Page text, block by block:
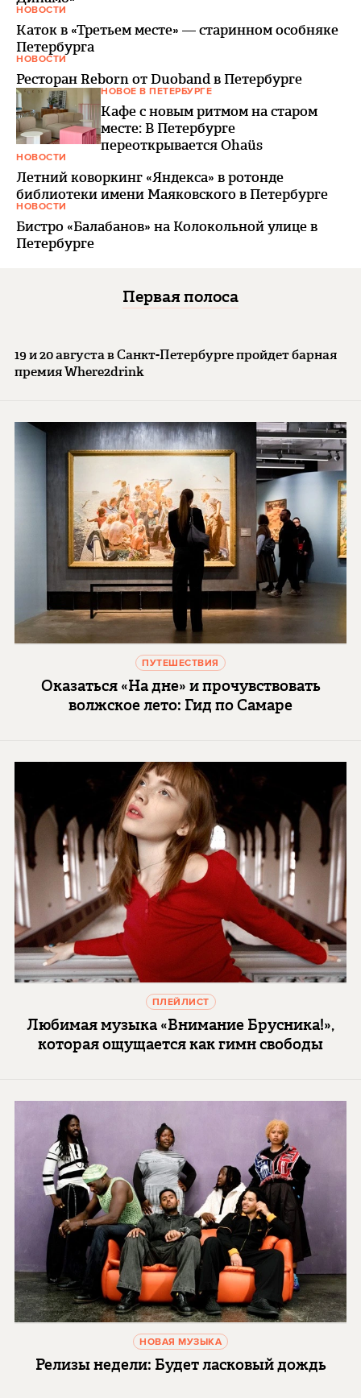
НОВОСТИ
Каток в «Третьем месте» — старинном особняке
Петербурга
НОВОСТИ
Ресторан Reborn от Duoband в Петербурге
НОВОЕ В ПЕТЕРБУРГЕ
Кафе с новым ритмом на старом
месте: В Петербурге
переоткрывается Ohaüs
НОВОСТИ
Летний коворкинг «Яндекса» в ротонде
библиотеки имени Маяковского в Петербурге
НОВОСТИ
Бистро «Балабанов» на Колокольной улице в
Петербурге
Первая полоса
19 и 20 августа в Санкт-Петербурге пройдет барная
премия Where2drink
ПУТЕШЕСТВИЯ
Оказаться «На дне» и прочувствовать
волжское лето: Гид по Самаре
ПЛЕЙЛИСТ
Любимая музыка «Внимание Брусника!»,
которая ощущается как гимн свободы
НОВАЯ МУЗЫКА
Релизы недели: Будет ласковый дождь